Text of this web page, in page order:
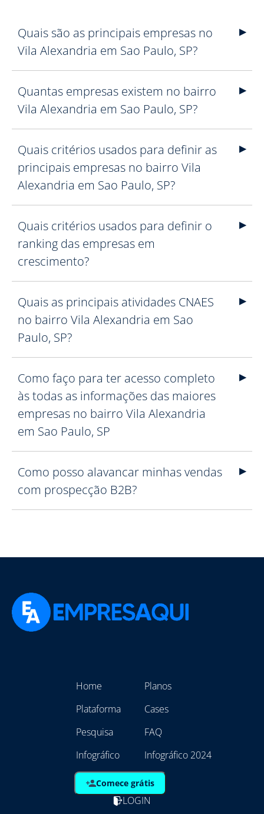
Quais são as principais empresas no
Vila Alexandria em Sao Paulo, SP?
Quantas empresas existem no bairro
Vila Alexandria em Sao Paulo, SP?
Quais critérios usados para definir as
principais empresas no bairro Vila
Alexandria em Sao Paulo, SP?
Quais critérios usados para definir o
ranking das empresas em
crescimento?
Quais as principais atividades CNAES
no bairro Vila Alexandria em Sao
Paulo, SP?
Como faço para ter acesso completo
às todas as informações das maiores
empresas no bairro Vila Alexandria
em Sao Paulo, SP
Como posso alavancar minhas vendas
com prospecção B2B?
Home
Plataforma
Pesquisa
Infográfico
Planos
Cases
FAQ
Infográfico 2024
Comece grátis
LOGIN